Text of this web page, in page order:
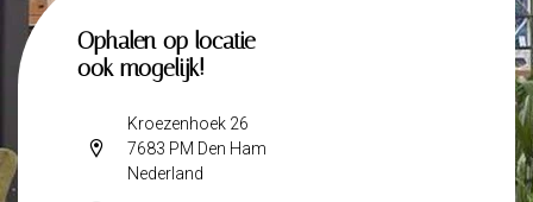
Ophalen op locatie
ook mogelijk!
Kroezenhoek 26
7683 PM Den Ham
Nederland